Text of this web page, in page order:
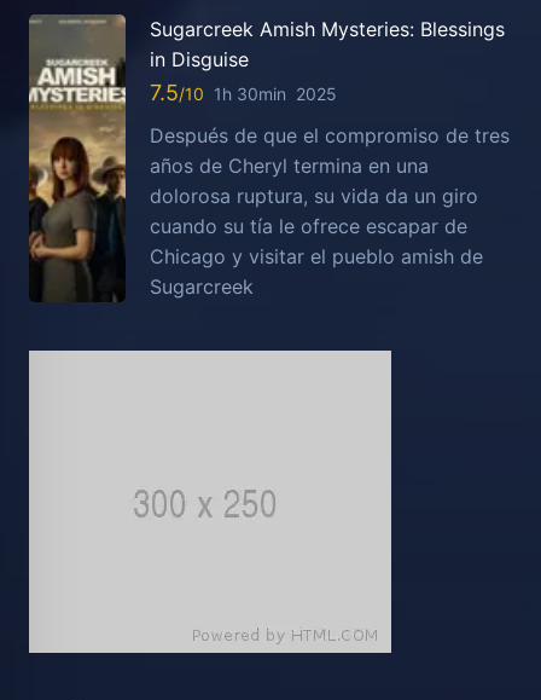
Sugarcreek Amish Mysteries: Blessings
in Disguise
7.5 1h 30min 2025
Después de que el compromiso de tres
años de Cheryl termina en una
dolorosa ruptura, su vida da un giro
cuando su tía le ofrece escapar de
Chicago y visitar el pueblo amish de
Sugarcreek